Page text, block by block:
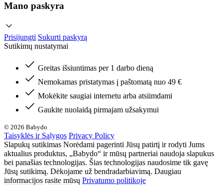
Mano paskyra
Prisijungti Sukurti paskyrą
Sutikimų nustatymai
Greitas išsiuntimas per 1 darbo dieną
Nemokamas pristatymas į paštomatą nuo 49 €
Mokėkite saugiai internetu arba atsiimdami
Gaukite nuolaidą pirmajam užsakymui
© 2026 Babydo
Taisyklės ir Sąlygos Privacy Policy
Slapukų sutikimas Norėdami pagerinti Jūsų patirtį ir rodyti Jums
aktualius produktus, „Babydo“ ir mūsų partneriai naudoja slapukus
bei panašias technologijas. Šias technologijas naudosime tik gavę
Jūsų sutikimą. Dėkojame už bendradarbiavimą. Daugiau
informacijos rasite mūsų Privatumo politikoje